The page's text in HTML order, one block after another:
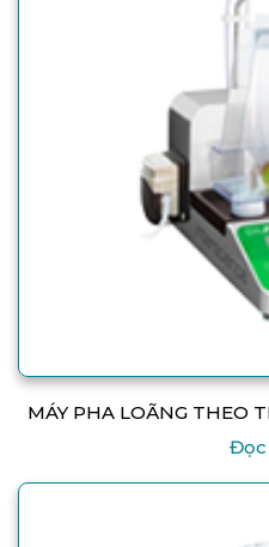
MÁY PHA LOÃNG THEO
Đọc